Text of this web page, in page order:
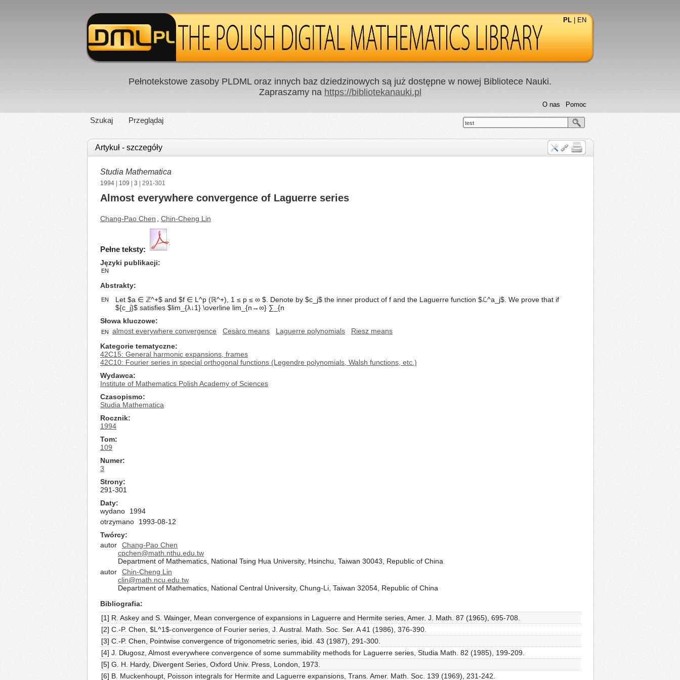
PL EN
Pełnotekstowe zasoby PLDML oraz innych baz dziedzinowych są już dostępne w nowej Bibliotece Nauki.
Zapraszamy na https://bibliotekanauki.pl
Szukaj Przeglądaj
Pomoc
O nas
test
Artykuł - szczegóły
Studia Mathematica
1994 109 3 | 291-301
Almost everywhere convergence of Laguerre series
Chang-Pao Chen Chin-Cheng Lin
Pełne teksty:
Języki publikacji
EN
Abstrakty
EN
Let $a ∈ ℤ^+$ and $f ∈ L^p (ℝ^+), 1 ≤ p ≤ ∞ $. Denote by $c_j$ the inner product of f and the Laguerre function $ℒ^a_j$. We prove that if
${c_j}$ satisfies $lim_{λ↓1} \overline lim_{n→∞} ∑_{n
Słowa kluczowe
EN almost everywhere convergence Cesàro means Laguerre polynomials
Riesz means
Kategorie tematyczne
42C15: General harmonic expansions, frames
42C10: Fourier series in special orthogonal functions (Legendre polynomials, Walsh functions, etc.)
Wydawca
Institute of Mathematics Polish Academy of Sciences
Czasopismo
Studia Mathematica
Rocznik
1994
Tom
109
Numer
3
Strony
291-301
Daty
wydano
1994
otrzymano
1993-08-12
Twórcy
autor
Chang-Pao Chen
cpchen@math.nthu.edu.tw
Department of Mathematics, National Tsing Hua University, Hsinchu, Taiwan 30043, Republic of China
autor
Chin-Cheng Lin
clin@math.ncu.edu.tw
Department of Mathematics, National Central University, Chung-Li, Taiwan 32054, Republic of China
Bibliografia
[1] R. Askey and S. Wainger, Mean convergence of expansions in Laguerre and Hermite series, Amer. J. Math. 87 (1965), 695-708.
[2] C.-P. Chen, $L^1$-convergence of Fourier series, J. Austral. Math. Soc. Ser. A 41 (1986), 376-390.
[3] C.-P. Chen, Pointwise convergence of trigonometric series, ibid. 43 (1987), 291-300.
[4] J. Długosz, Almost everywhere convergence of some summability methods for Laguerre series, Studia Math. 82 (1985), 199-209.
[5] G. H. Hardy, Divergent Series, Oxford Univ. Press, London, 1973.
[6] B. Muckenhoupt, Poisson integrals for Hermite and Laguerre expansions, Trans. Amer. Math. Soc. 139 (1969), 231-242.